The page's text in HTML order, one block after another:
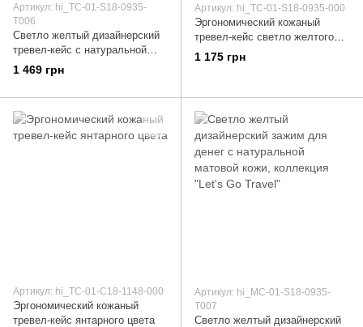
Артикул: hi_TC-01-S18-0935-
T006
Светло желтый дизайнерский
тревел-кейс с натуральной
матовой кожи, коллекция
"Mehendi Classic"
1 469 грн
Артикул: hi_TC-01-S18-0935-000
Эргономический кожаный
тревел-кейс светло желтого
цвета
1 175 грн
Артикул: hi_TC-01-С18-1148-000
Эргономический кожаный
тревел-кейс янтарного цвета
Артикул: hi_MC-01-S18-0935-
T007
Светло желтый дизайнерский